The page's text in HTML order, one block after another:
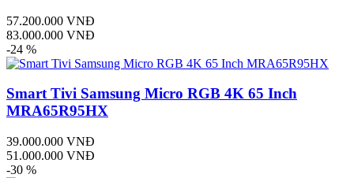
57.200.000 VNĐ
83.000.000 VNĐ
-24 %
Smart Tivi Samsung Micro RGB 4K 65 Inch
MRA65R95HX
39.000.000 VNĐ
51.000.000 VNĐ
-30 %